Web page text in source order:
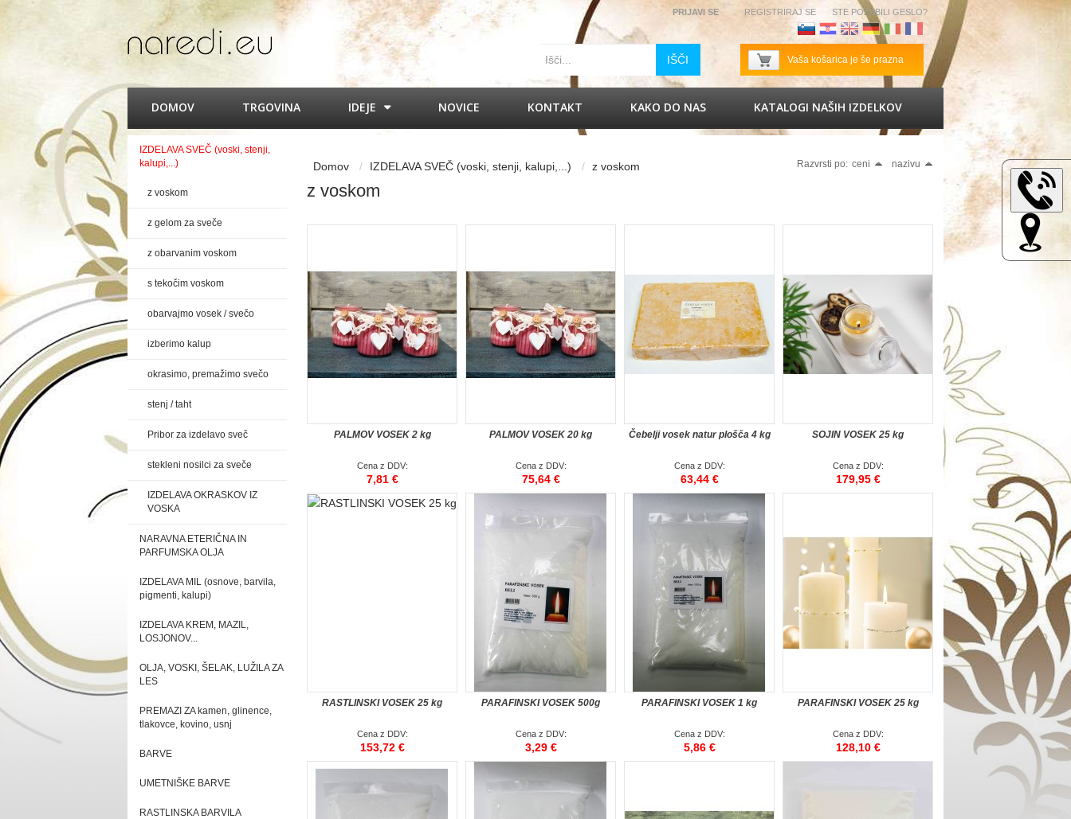
Angleščina
Nemščina
Italijanščina
Francoščina
PRIJAVI SE REGISTRIRAJ SE STE POZABILI GESLO?
Vaša košarica je še prazna
IŠČI
DOMOV TRGOVINA IDEJE NOVICE KONTAKT KAKO DO NAS KATALOGI NAŠIH IZDELKOV
IZDELAVA SVEČ (voski, stenji,
kalupi,...)
z voskom
z gelom za sveče
z obarvanim voskom
s tekočim voskom
obarvajmo vosek / svečo
izberimo kalup
okrasimo, premažimo svečo
stenj / taht
Pribor za izdelavo sveč
stekleni nosilci za sveče
IZDELAVA OKRASKOV IZ
VOSKA
NARAVNA ETERIČNA IN
PARFUMSKA OLJA
IZDELAVA MIL (osnove, barvila,
pigmenti, kalupi)
IZDELAVA KREM, MAZIL,
LOSJONOV...
OLJA, VOSKI, ŠELAK, LUŽILA ZA
LES
PREMAZI ZA kamen, glinence,
tlakovce, kovino, usnj
BARVE
UMETNIŠKE BARVE
RASTLINSKA BARVILA
Domov IZDELAVA SVEČ (voski, stenji, kalupi,...) z voskom Razvrsti po: ceni nazivu
z voskom
PALMOV VOSEK 2 kg
Cena z DDV:
7,81 €
PALMOV VOSEK 20 kg
Cena z DDV:
75,64 €
Čebelji vosek natur plošča 4 kg
Cena z DDV:
63,44 €
SOJIN VOSEK 25 kg
Cena z DDV:
179,95 €
RASTLINSKI VOSEK 25 kg
Cena z DDV:
153,72 €
PARAFINSKI VOSEK 500g
Cena z DDV:
3,29 €
PARAFINSKI VOSEK 1 kg
Cena z DDV:
5,86 €
PARAFINSKI VOSEK 25 kg
Cena z DDV:
128,10 €